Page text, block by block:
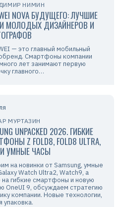
НИМИН
NOVA БУДУЩЕГО: ЛУЧШИЕ
МОЛОДЫХ ДИЗАЙНЕРОВ И
— это главный мобильный
Смартфоны компании
лет занимают первую
главного…
МУРТАЗИН
UNPACKED 2026. ГИБКИЕ
Z FOLD8, FOLD8 ULTRA,
И УМНЫЕ ЧАСЫ
на новинки от Samsung, умные
Watch Ultra2, Watch9, а
гибкие смартфоны и новую
OneUI 9, обсуждаем стратегию
компании. Новые технологии,
упаковка.